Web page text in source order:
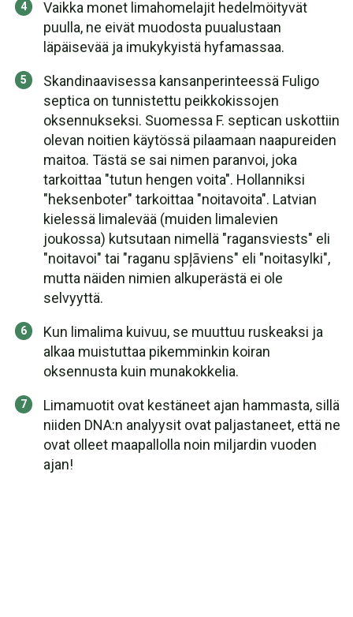
Vaikka monet limahomelajit hedelmöityvät
puulla, ne eivät muodosta puualustaan
läpäisevää ja imukykyistä hyfamassaa.
Skandinaavisessa kansanperinteessä Fuligo
septica on tunnistettu peikkokissojen
oksennukseksi. Suomessa F. septican uskottiin
olevan noitien käytössä pilaamaan naapureiden
maitoa. Tästä se sai nimen paranvoi, joka
tarkoittaa "tutun hengen voita". Hollanniksi
"heksenboter" tarkoittaa "noitavoita". Latvian
kielessä limalevää (muiden limalevien
joukossa) kutsutaan nimellä "ragansviests" eli
"noitavoi" tai "raganu spļāviens" eli "noitasylki",
mutta näiden nimien alkuperästä ei ole
selvyyttä.
Kun limalima kuivuu, se muuttuu ruskeaksi ja
alkaa muistuttaa pikemminkin koiran
oksennusta kuin munakokkelia.
Limamuotit ovat kestäneet ajan hammasta, sillä
niiden DNA:n analyysit ovat paljastaneet, että ne
ovat olleet maapallolla noin miljardin vuoden
ajan!